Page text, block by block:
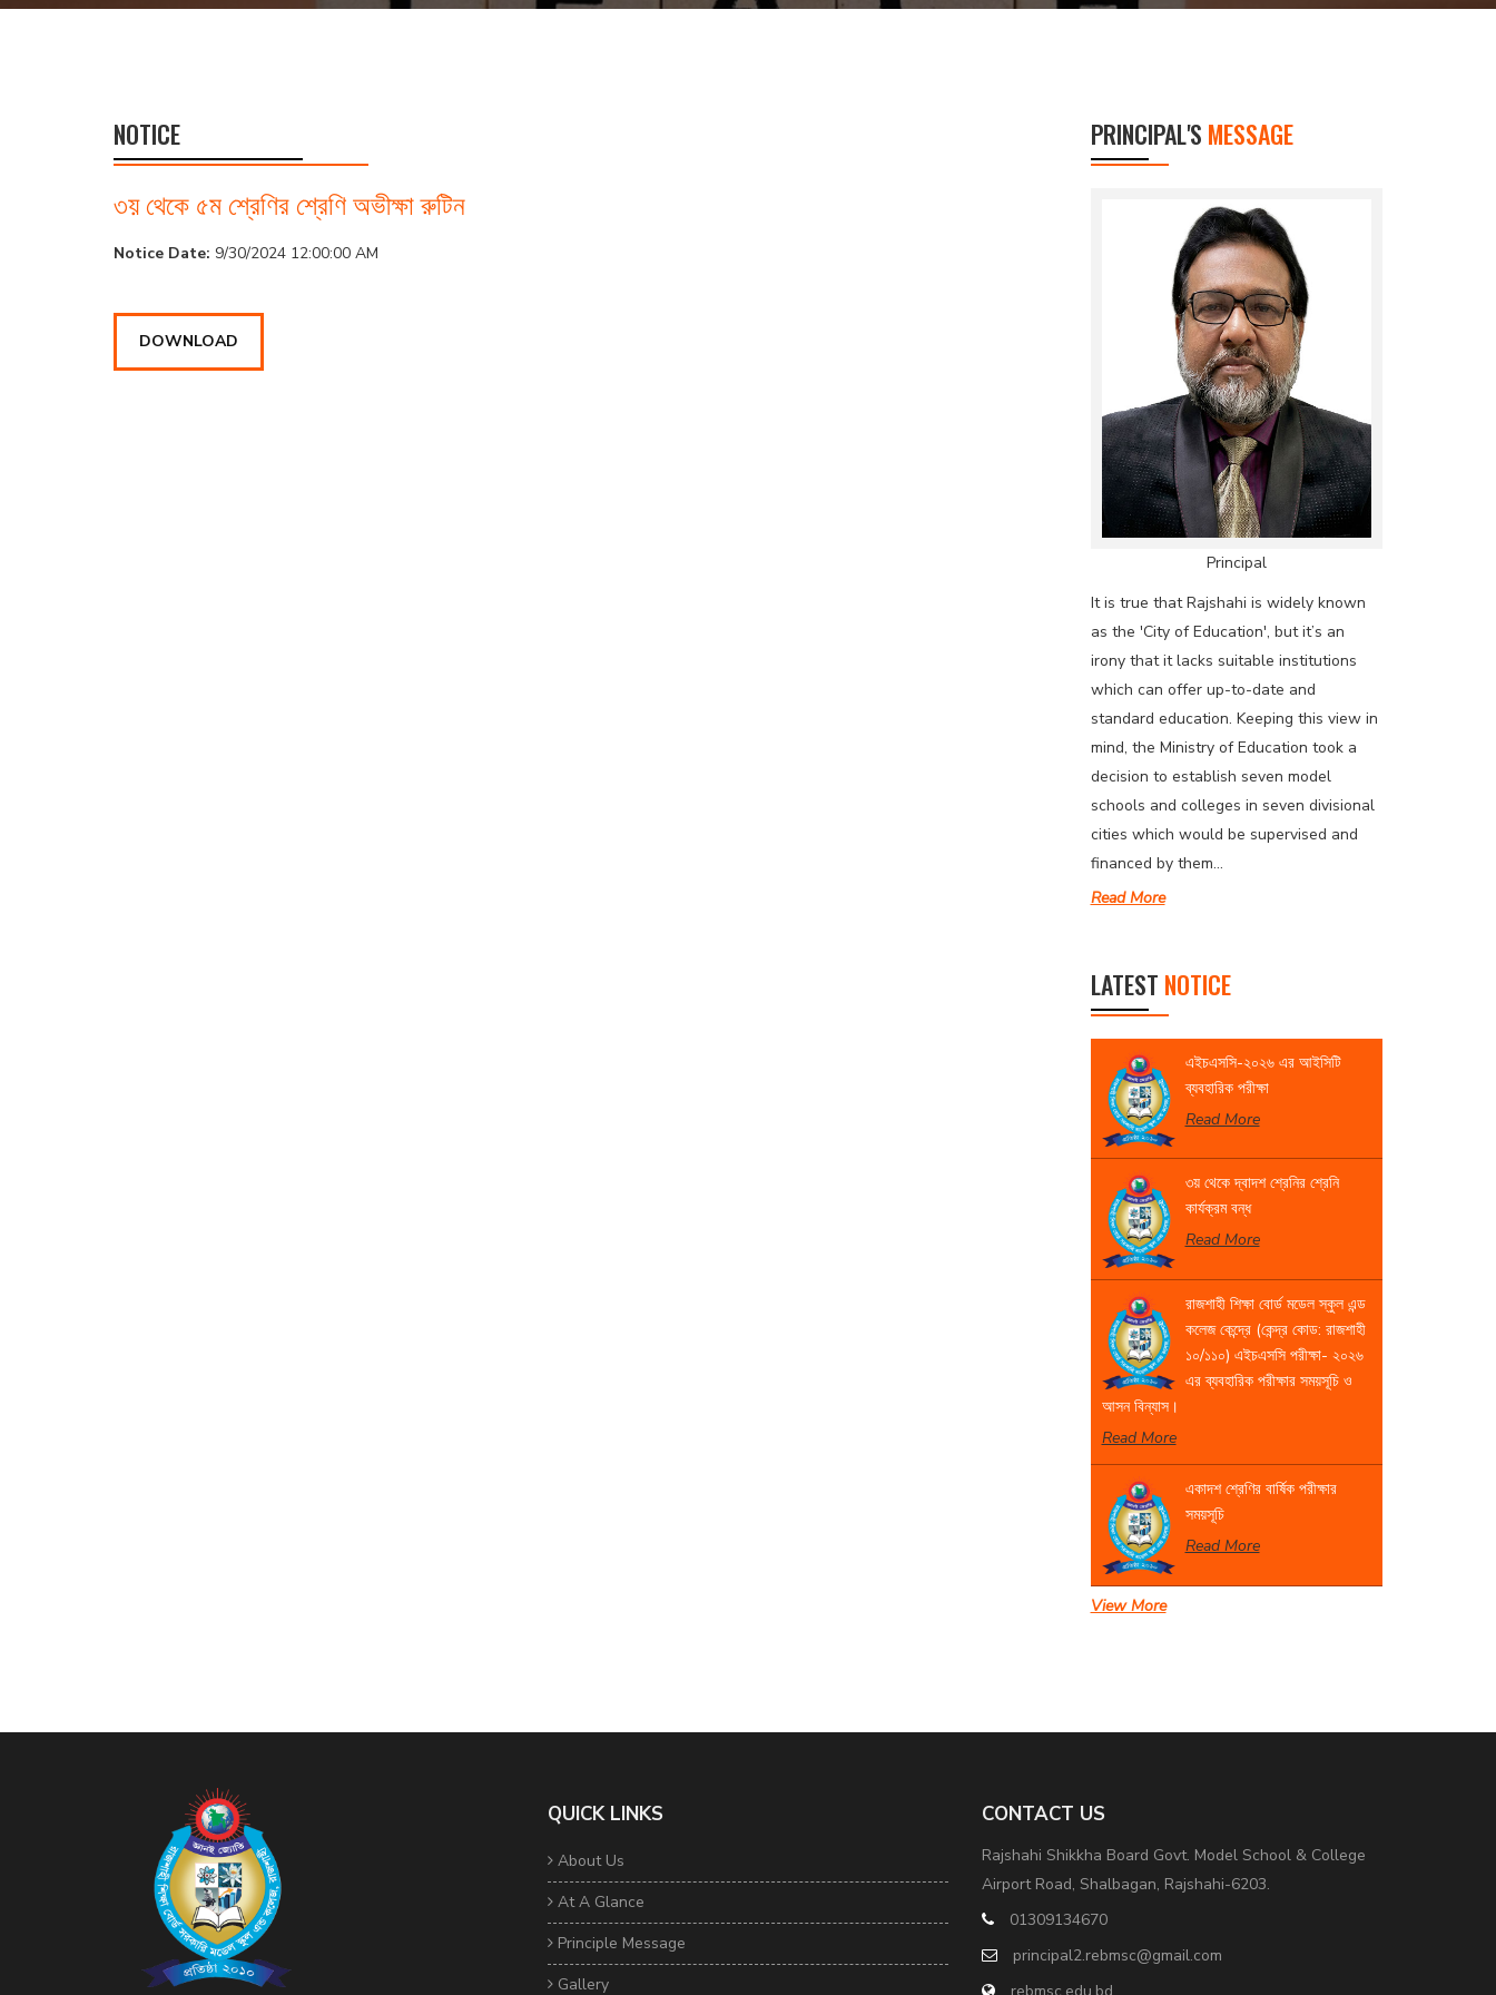
NOTICE
৩য় থেকে ৫ম শ্রেণির শ্রেণি অভীক্ষা রুটিন
Notice Date: 9/30/2024 12:00:00 AM
DOWNLOAD
PRINCIPAL'S MESSAGE
Principal
It is true that Rajshahi is widely known
as the 'City of Education', but it’s an
irony that it lacks suitable institutions
which can offer up-to-date and
standard education. Keeping this view in
mind, the Ministry of Education took a
decision to establish seven model
schools and colleges in seven divisional
cities which would be supervised and
financed by them...
Read More
LATEST NOTICE
এইচএসসি-২০২৬ এর আইসিটি
ব্যবহারিক পরীক্ষা
Read More
৩য় থেকে দ্বাদশ শ্রেনির শ্রেনি
কার্যক্রম বন্ধ
Read More
রাজশাহী শিক্ষা বোর্ড মডেল স্কুল এন্ড
কলেজ কেন্দ্রে (কেন্দ্র কোড: রাজশাহী
১০/১১০) এইচএসসি পরীক্ষা- ২০২৬
এর ব্যবহারিক পরীক্ষার সময়সূচি ও
আসন বিন্যাস।
Read More
একাদশ শ্রেণির বার্ষিক পরীক্ষার
সময়সূচি
Read More
View More
QUICK LINKS
About Us
At A Glance
Principle Message
Gallery
CONTACT US
Rajshahi Shikkha Board Govt. Model School & College
Airport Road, Shalbagan, Rajshahi-6203.
01309134670
principal2.rebmsc@gmail.com
rebmsc.edu.bd